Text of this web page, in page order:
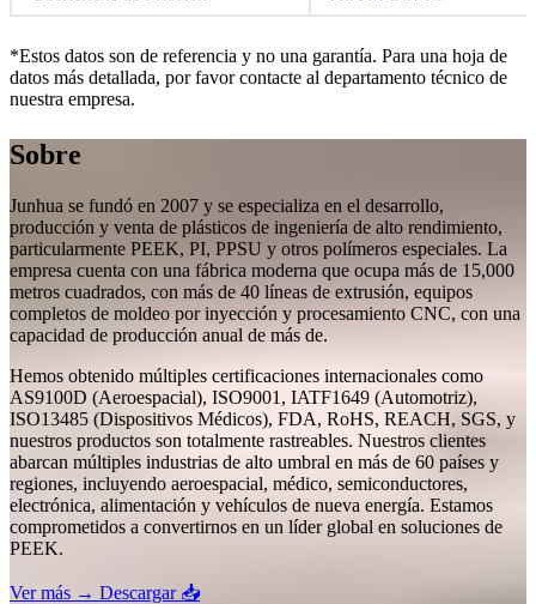
*Estos datos son de referencia y no una garantía. Para una hoja de
datos más detallada, por favor contacte al departamento técnico de
nuestra empresa.
Sobre
Junhua se fundó en 2007 y se especializa en el desarrollo,
producción y venta de plásticos de ingeniería de alto rendimiento,
particularmente PEEK, PI, PPSU y otros polímeros especiales. La
empresa cuenta con una fábrica moderna que ocupa más de 15,000
metros cuadrados, con más de 40 líneas de extrusión, equipos
completos de moldeo por inyección y procesamiento CNC, con una
capacidad de producción anual de más de.
Hemos obtenido múltiples certificaciones internacionales como
AS9100D (Aeroespacial), ISO9001, IATF1649 (Automotriz),
ISO13485 (Dispositivos Médicos), FDA, RoHS, REACH, SGS, y
nuestros productos son totalmente rastreables. Nuestros clientes
abarcan múltiples industrias de alto umbral en más de 60 países y
regiones, incluyendo aeroespacial, médico, semiconductores,
electrónica, alimentación y vehículos de nueva energía. Estamos
comprometidos a convertirnos en un líder global en soluciones de
PEEK.
Ver más → Descargar 📥